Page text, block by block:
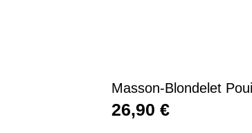
Masson-Blondelet
26,90 €